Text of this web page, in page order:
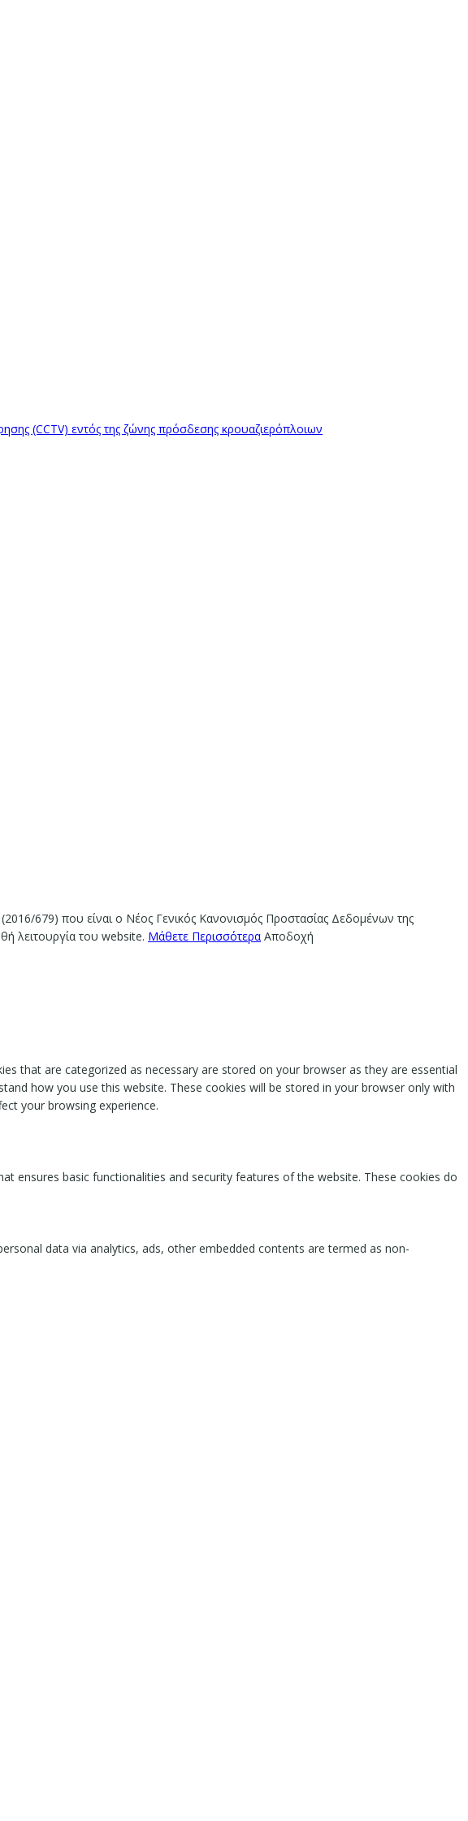
(CCTV) εντός της ζώνης πρόσδεσης κρουαζιερόπλοιων
679) που είναι ο Νέος Γενικός Κανονισμός Προστασίας Δεδομένων της
λειτουργία του website. Μάθετε Περισσότερα Αποδοχή
that are categorized as necessary are stored on your browser as they are essential
how you use this website. These cookies will be stored in your browser only with
your browsing experience.
ensures basic functionalities and security features of the website. These cookies do
data via analytics, ads, other embedded contents are termed as non-